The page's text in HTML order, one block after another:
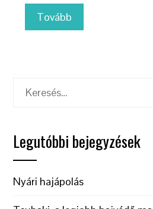
Tovább
Keresés:
Legutóbbi bejegyzések
Nyári hajápolás